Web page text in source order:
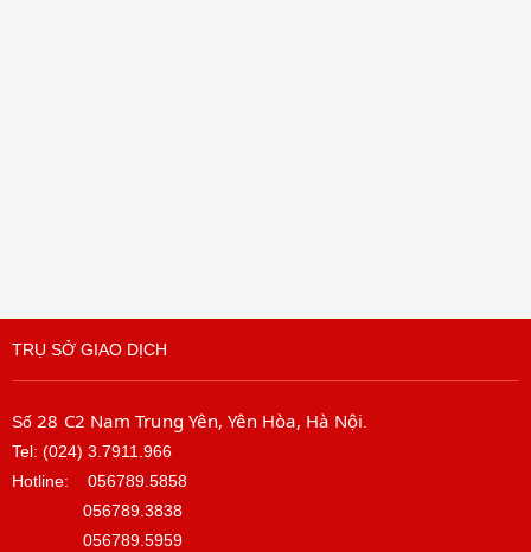
TRỤ SỞ GIAO DỊCH
Số 28 C2 Nam Trung Yên, Yên Hòa, Hà Nội
Tel: (024) 3.7911.966
Hotline: 056789.5858
056789.3838
056789.5959